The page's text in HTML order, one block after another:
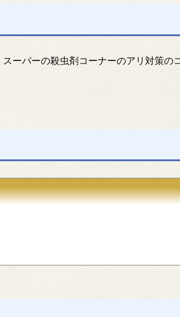
ーパーの殺虫剤コーナーのアリ対策の